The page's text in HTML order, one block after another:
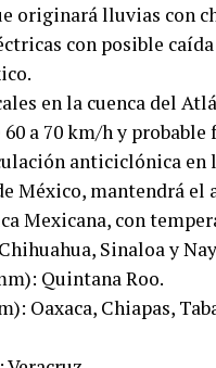
originará lluvias con
con posible
en la cuenca del
a 70 km/h y probable
anticiclónica en
México, mantendrá el
Mexicana, con
Sinaloa y
Quintana Roo.
Oaxaca, Chiapas,